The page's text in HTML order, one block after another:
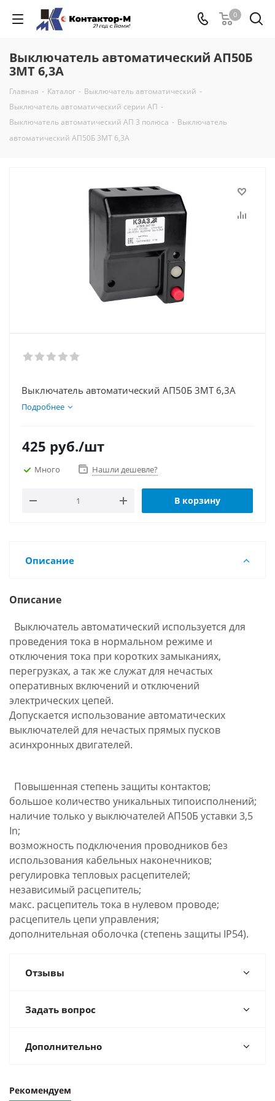
0
Выключатель автоматический АП50Б
3МТ 6,3А
Главная - Каталог - Выключатель автоматический -
Выключатель автоматический серии АП -
Выключатель автоматический АП 3 полюса - Выключатель
автоматический АП50Б 3МТ 6,3А
Выключатель автоматический АП50Б 3МТ 6,3А
Подробнее
425 руб./шт
Много Нашли дешевле?
В корзину
Описание
Описание
Выключатель автоматический используется для
проведения тока в нормальном режиме и
отключения тока при коротких замыканиях,
перегрузках, а так же служат для нечастых
оперативных включений и отключений
электрических цепей.
Допускается использование автоматических
выключателей для нечастых прямых пусков
асинхронных двигателей.
Повышенная степень защиты контактов;
большое количество уникальных типоисполнений;
наличие только у выключателей АП50Б уставки 3,5
In;
возможность подключения проводников без
использования кабельных наконечников;
регулировка тепловых расцепителей;
независимый расцепитель;
макс. расцепитель тока в нулевом проводе;
расцепитель цепи управления;
дополнительная оболочка (степень защиты IP54).
Отзывы
Задать вопрос
Дополнительно
Рекомендуем